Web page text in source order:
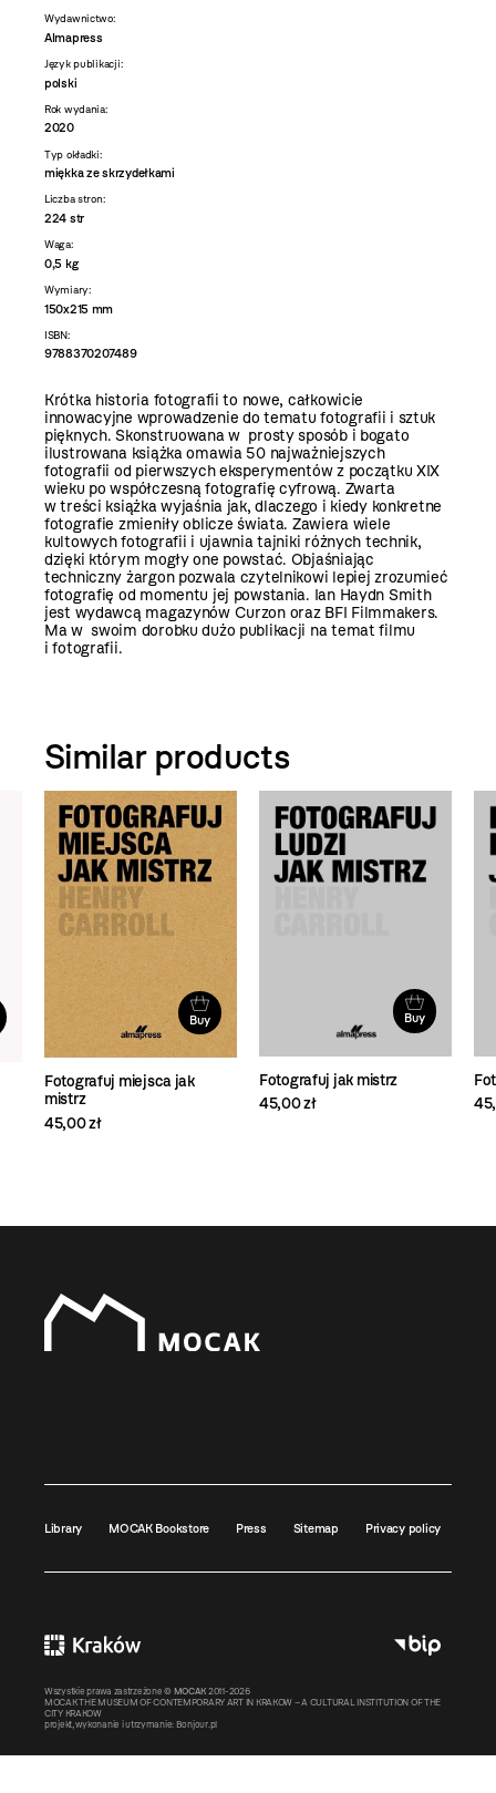
Wydawnictwo:
Almapress
Język publikacji:
polski
Rok wydania:
2020
Typ okładki:
miękka ze skrzydełkami
Liczba stron:
224 str
Waga:
0,5 kg
Wymiary:
150x215 mm
ISBN:
9788370207489
Krótka historia fotografii to nowe, całkowicie
innowacyjne wprowadzenie do tematu fotografii i sztuk
pięknych. Skonstruowana w prosty sposób i bogato
ilustrowana książka omawia 50 najważniejszych
fotografii od pierwszych eksperymentów z początku XIX
wieku po współczesną fotografię cyfrową. Zwarta
w treści książka wyjaśnia jak, dlaczego i kiedy konkretne
fotografie zmieniły oblicze świata. Zawiera wiele
kultowych fotografii i ujawnia tajniki różnych technik,
dzięki którym mogły one powstać. Objaśniając
techniczny żargon pozwala czytelnikowi lepiej zrozumieć
fotografię od momentu jej powstania. Ian Haydn Smith
jest wydawcą magazynów Curzon oraz BFI Filmmakers.
Ma w swoim dorobku dużo publikacji na temat filmu
i fotografii.
Similar products
Buy
Fotografuj miejsca jak
mistrz
45,00 zł
Buy
Fotografuj jak mistrz
45,00 zł
Library MOCAK Bookstore Press Sitemap Privacy policy
Wszystkie prawa zastrzeżone © MOCAK 2011-2026
MOCAK THE MUSEUM OF CONTEMPORARY ART IN KRAKOW – A CULTURAL INSTITUTION OF THE
CITY KRAKOW
projekt, wykonanie i utrzymanie: Bonjour.pl